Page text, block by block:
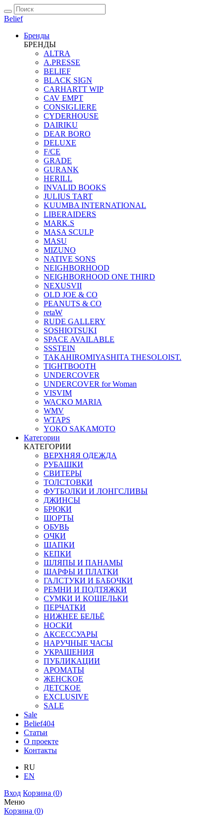
Belief
Бренды
БРЕНДЫ
ALTRA
A.PRESSE
BELIEF
BLACK SIGN
CARHARTT WIP
CAV EMPT
CONSIGLIERE
CYDERHOUSE
DAIRIKU
DEAR BORO
DELUXE
F/CE
GRADE
GURANK
HERILL
INVALID BOOKS
JULIUS TART
KUUMBA INTERNATIONAL
LIBERAIDERS
MARK.S
MASA SCULP
MASU
MIZUNO
NATIVE SONS
NEIGHBORHOOD
NEIGHBORHOOD ONE THIRD
NEXUSVII
OLD JOE & CO
PEANUTS & CO
retaW
RUDE GALLERY
SOSHIOTSUKI
SPACE AVAILABLE
SSSTEIN
TAKAHIROMIYASHITA THESOLOIST.
TIGHTBOOTH
UNDERCOVER
UNDERCOVER for Woman
VISVIM
WACKO MARIA
WMV
WTAPS
YOKO SAKAMOTO
Категории
КАТЕГОРИИ
ВЕРХНЯЯ ОДЕЖДА
РУБАШКИ
СВИТЕРЫ
ТОЛСТОВКИ
ФУТБОЛКИ И ЛОНГСЛИВЫ
ДЖИНСЫ
БРЮКИ
ШОРТЫ
ОБУВЬ
ОЧКИ
ШАПКИ
КЕПКИ
ШЛЯПЫ И ПАНАМЫ
ШАРФЫ И ПЛАТКИ
ГАЛСТУКИ И БАБОЧКИ
РЕМНИ И ПОДТЯЖКИ
СУМКИ И КОШЕЛЬКИ
ПЕРЧАТКИ
НИЖНЕЕ БЕЛЬЁ
НОСКИ
АКСЕССУАРЫ
НАРУЧНЫЕ ЧАСЫ
УКРАШЕНИЯ
ПУБЛИКАЦИИ
АРОМАТЫ
ЖЕНСКОЕ
ДЕТСКОЕ
EXCLUSIVE
SALE
Sale
Belief404
Статьи
О проекте
Контакты
RU
EN
Вход Корзина (0)
Меню
Корзина (0)